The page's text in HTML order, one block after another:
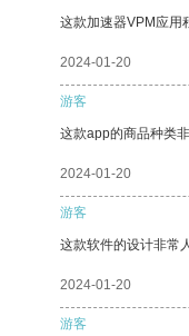
这款加速器VPM应用
2024-01-20
游客
这款app的商品种类
2024-01-20
游客
这款软件的设计非常
2024-01-20
游客